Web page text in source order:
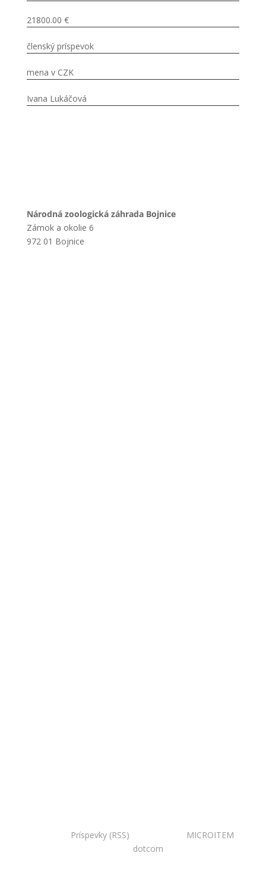
21800.00 €
členský príspevok
mena v CZK
Ivana Lukáčová
Národná zoologická záhrada Bojnice
Zámok a okolie 6
972 01 Bojnice
Príspevky (RSS) MICROITEM
dotcom